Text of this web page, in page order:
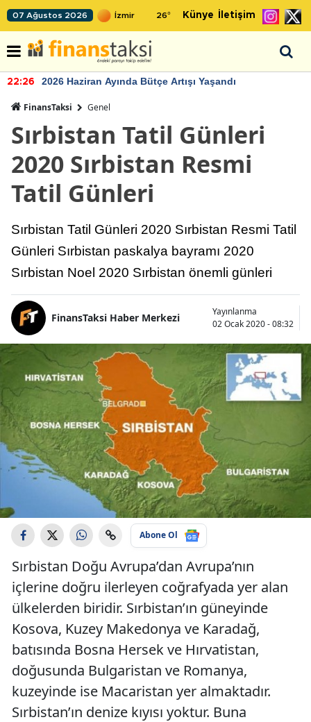
07 Ağustos 2026 26° Künye İletişim
22:26 2026 Haziran Ayında Bütçe Artışı Yaşandı
FinansTaksi Genel
Sırbistan Tatil Günleri
2020 Sırbistan Resmi
Tatil Günleri
Sırbistan Tatil Günleri 2020 Sırbistan Resmi Tatil
Günleri Sırbistan paskalya bayramı 2020
Sırbistan Noel 2020 Sırbistan önemli günleri
FinansTaksi Haber Merkezi
Yayınlanma
02 Ocak 2020 - 08:32
Abone Ol
Sırbistan Doğu Avrupa’dan Avrupa’nın
içlerine doğru ilerleyen coğrafyada yer alan
ülkelerden biridir. Sırbistan’ın güneyinde
Kosova, Kuzey Makedonya ve Karadağ,
batısında Bosna Hersek ve Hırvatistan,
doğusunda Bulgaristan ve Romanya,
kuzeyinde ise Macaristan yer almaktadır.
Sırbistan’ın denize kıyısı yoktur. Buna